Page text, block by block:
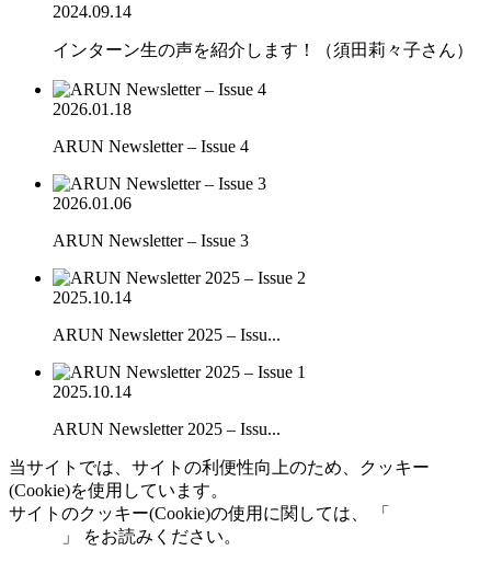
2024.09.14
インターン生の声を紹介します！（須田莉々子さん）
2026.01.18
ARUN Newsletter – Issue 4
2026.01.06
ARUN Newsletter – Issue 3
2025.10.14
ARUN Newsletter 2025 – Issu...
2025.10.14
ARUN Newsletter 2025 – Issu...
当サイトでは、サイトの利便性向上のため、クッキー
(Cookie)を使用しています。
サイトのクッキー(Cookie)の使用に関しては、 「
」 をお読みください。